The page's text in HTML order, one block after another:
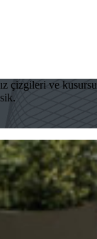
çizgileri ve